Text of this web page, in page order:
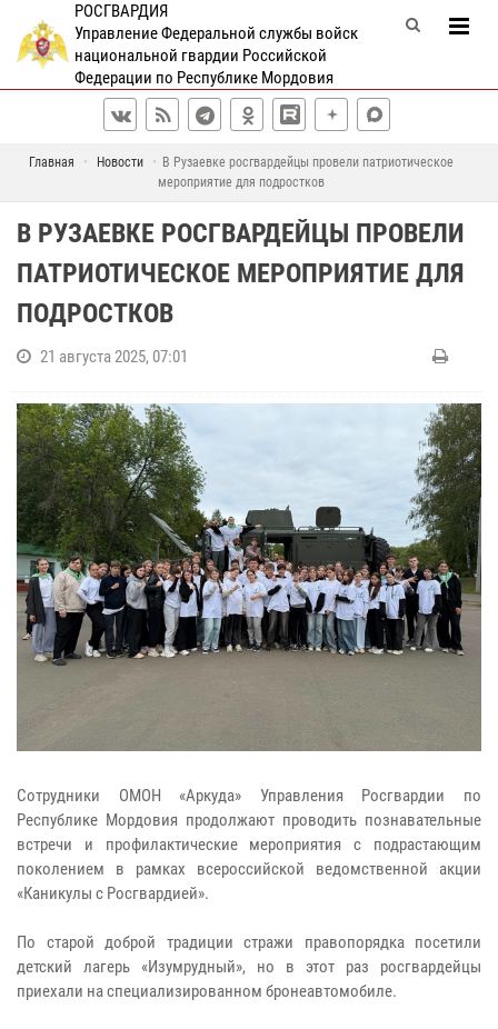
РОСГВАРДИЯ
Управление Федеральной службы войск
национальной гвардии Российской
Федерации по Республике Мордовия
Главная Новости
В Рузаевке росгвардейцы провели патриотическое
мероприятие для подростков
В РУЗАЕВКЕ РОСГВАРДЕЙЦЫ ПРОВЕЛИ
ПАТРИОТИЧЕСКОЕ МЕРОПРИЯТИЕ ДЛЯ
ПОДРОСТКОВ
21 августа 2025, 07:01
Сотрудники ОМОН «Аркуда» Управления Росгвардии по
Республике Мордовия продолжают проводить познавательные
встречи и профилактические мероприятия с подрастающим
поколением в рамках всероссийской ведомственной акции
«Каникулы с Росгвардией».
По старой доброй традиции стражи правопорядка посетили
детский лагерь «Изумрудный», но в этот раз росгвардейцы
приехали на специализированном бронеавтомобиле.